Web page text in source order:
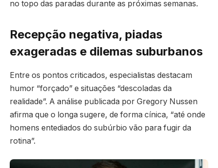
no topo das paradas durante as próximas semanas.
Recepção negativa, piadas
exageradas e dilemas suburbanos
Entre os pontos criticados, especialistas destacam
humor “forçado” e situações “descoladas da
realidade”. A análise publicada por Gregory Nussen
afirma que o longa sugere, de forma cínica, “até onde
homens entediados do subúrbio vão para fugir da
rotina”.